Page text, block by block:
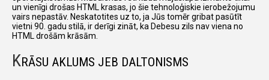
un vienīgi drošas HTML krasas, jo šie tehnoloģiskie ierobežojumu
vairs nepastāv. Neskatotites uz to, ja Jūs tomēr gribat pasūtīt
vietni 90. gadu stilā, ir derīgi zināt, ka Debesu zils nav viena no
HTML drošām krāsām.
KRĀSU AKLUMS JEB DALTONISMS